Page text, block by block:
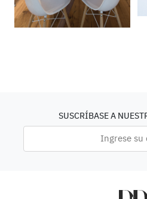
SUSCRÍBASE A